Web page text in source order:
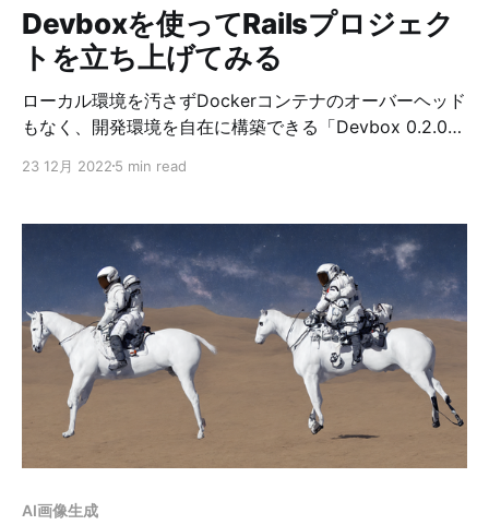
Devboxを使ってRailsプロジェク
トを立ち上げてみる
ローカル環境を汚さずDockerコンテナのオーバーヘッド
もなく、開発環境を自在に構築できる「Devbox 0.2.0」
ング言語のランタイムやライブラリ、ミドルウェアなど
りました。 ただしDockerコンテナにもファイルシステ
ムのオーバーヘッドなどがあり、D…Publickey 記事を見
てDevboxのことを知りました。 経緯 Docker（仮想環
境）の登場で、プロジェクト毎のGemやMySQL、
PostgreSQLなどのバージョンの差異を気にすることな
く開発出来るようになったのは非常に良かったんです
が、Dockerはパフォーマンスの面で問題になることが多
く、また、チームの規模が大きくなると有料になりま
の仮想環境ツールである、Rancher Desktopを以前試し
Desktopに移行してDockerが高速になるか試す -
23 12月 2022 5 min read
AI画像生成